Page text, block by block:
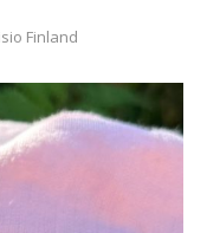
Finland